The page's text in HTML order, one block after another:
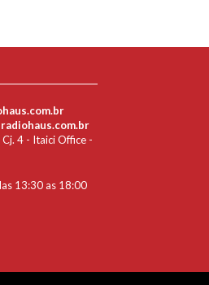
4 - Itaici Office -
13:30 as 18:00